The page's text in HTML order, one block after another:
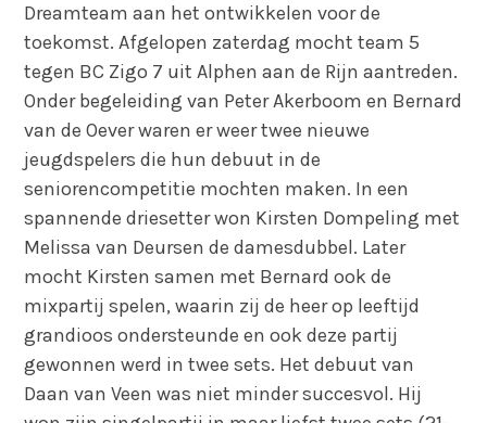
Dreamteam aan het ontwikkelen voor de
toekomst. Afgelopen zaterdag mocht team 5
tegen BC Zigo 7 uit Alphen aan de Rijn aantreden.
Onder begeleiding van Peter Akerboom en Bernard
van de Oever waren er weer twee nieuwe
jeugdspelers die hun debuut in de
seniorencompetitie mochten maken. In een
spannende driesetter won Kirsten Dompeling met
Melissa van Deursen de damesdubbel. Later
mocht Kirsten samen met Bernard ook de
mixpartij spelen, waarin zij de heer op leeftijd
grandioos ondersteunde en ook deze partij
gewonnen werd in twee sets. Het debuut van
Daan van Veen was niet minder succesvol. Hij